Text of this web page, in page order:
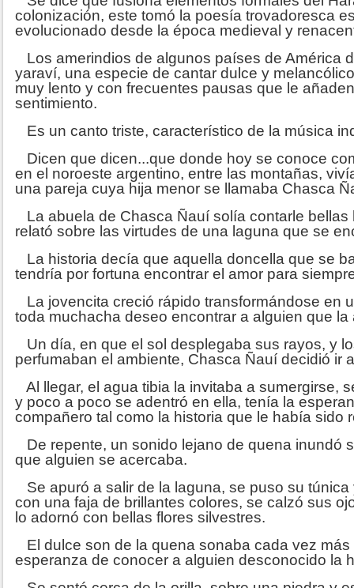
colonización, este tomó la poesía trovadoresca
evolucionado desde la época medieval y
Los amerindios de algunos países de América
yaraví, una especie de cantar dulce y
muy lento y con frecuentes pausas que le
sentimiento.
Es un canto triste, característico de la música
Dicen que dicen...que donde hoy se conoce
en el noroeste argentino, entre las montañas,
una pareja cuya hija menor se llamaba Chasca
La abuela de Chasca Ñauí solía contarle bellas
relató sobre las virtudes de una laguna que se
La historia decía que aquella doncella que se
tendría por fortuna encontrar el amor para
La jovencita creció rápido transformándose en
toda muchacha deseo encontrar a alguien que la
Un día, en que el sol desplegaba sus rayos, y
perfumaban el ambiente, Chasca Ñauí decidió ir
Al llegar, el agua tibia la invitaba a sumergirse,
y poco a poco se adentró en ella, tenía la
compañero tal como la historia que le había sido
De repente, un sonido lejano de quena inundó
que alguien se acercaba.
Se apuró a salir de la laguna, se puso su túnica
con una faja de brillantes colores, se calzó sus
lo adornó con bellas flores silvestres.
El dulce son de la quena sonaba cada vez más
esperanza de conocer a alguien desconocido la